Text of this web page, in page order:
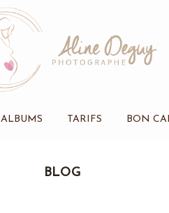
ALBUMS TARIFS BON
BLOG